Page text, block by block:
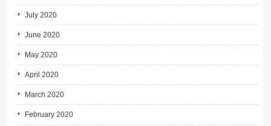
July 2020
June 2020
May 2020
April 2020
March 2020
February 2020